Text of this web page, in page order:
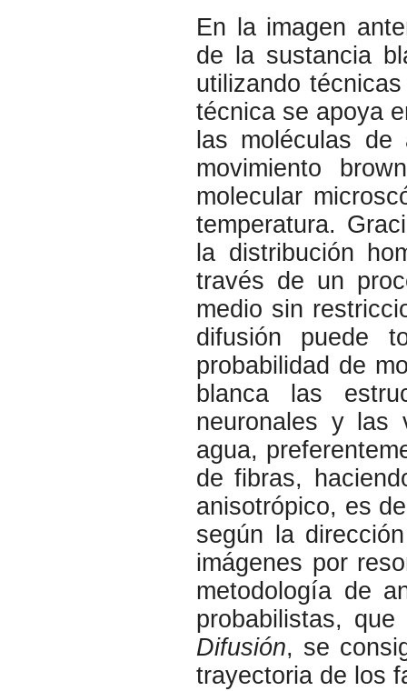
En la imagen
de la sustancia
utilizando
técnica se apoya
las moléculas de
movimiento
molecular
temperatura.
la distribución
través de un
medio sin
difusión puede
probabilidad de
blanca las
neuronales y las
agua,
de fibras,
anisotrópico, es
según la
imágenes por
metodología de
probabilistas,
Difusión, se
trayectoria de los